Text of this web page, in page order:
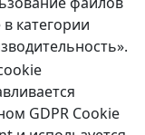
категории
GDPR Cookie